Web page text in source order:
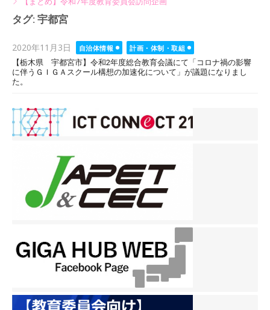
タグ: 宇都宮
Posted
on
2020年11月3日 自治体情報
計画・体制・取組
【栃木県 宇都宮市】令和2年度総合教育会議にて「コロナ禍の影響
に伴うＧＩＧＡスクール構想の加速化について」が議題になりまし
た。